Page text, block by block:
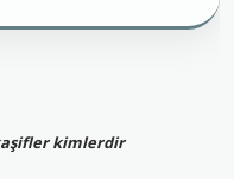
kimlerdir